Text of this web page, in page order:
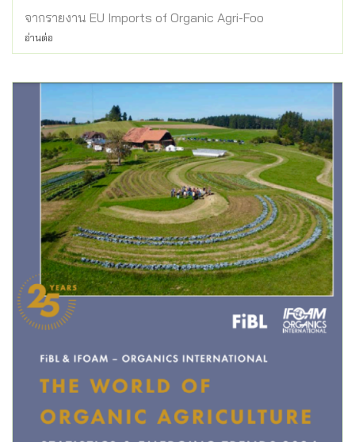
จากรายงาน EU Imports of Organic Agri-Foo
อ่านต่อ